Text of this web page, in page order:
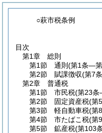
○萩市税条例
目次
第1章
総則
第1節
通則 (第1条―
第2節
賦課徴収(第7
第2章
普通税
第1節
市民税(第23
第2節
固定資産税(第
第3節
軽自動車税(第
第4節
市たばこ税(第
第5節
鉱産税(第103